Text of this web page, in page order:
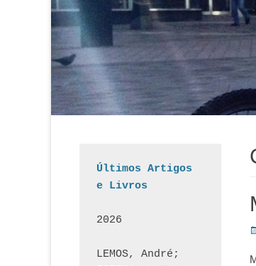
Últimos Artigos
e Livros
2026
LEMOS, André;